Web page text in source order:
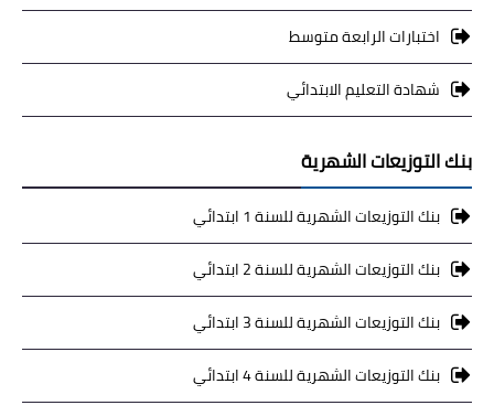
اختبارات الرابعة متوسط
شهادة التعليم الابتدائي
بنك التوزيعات الشهرية
بنك التوزيعات الشهرية للسنة 1 ابتدائي
بنك التوزيعات الشهرية للسنة 2 ابتدائي
بنك التوزيعات الشهرية للسنة 3 ابتدائي
بنك التوزيعات الشهرية للسنة 4 ابتدائي